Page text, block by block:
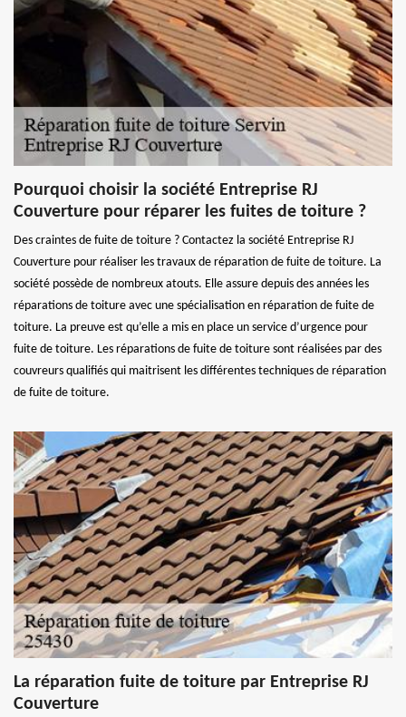
Pourquoi choisir la société Entreprise RJ
Couverture pour réparer les fuites de toiture ?
Des craintes de fuite de toiture ? Contactez la société Entreprise RJ
Couverture pour réaliser les travaux de réparation de fuite de toiture. La
société possède de nombreux atouts. Elle assure depuis des années les
réparations de toiture avec une spécialisation en réparation de fuite de
toiture. La preuve est qu’elle a mis en place un service d’urgence pour
fuite de toiture. Les réparations de fuite de toiture sont réalisées par des
couvreurs qualifiés qui maitrisent les différentes techniques de réparation
de fuite de toiture.
La réparation fuite de toiture par Entreprise RJ
Couverture